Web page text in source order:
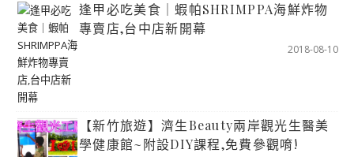
逢甲必吃美食｜蝦帕SHRIMPPA海鮮炸物
專賣店,台中店新開幕
2018-08-10
【新竹旅遊】濟生Beauty兩岸觀光生醫美
學健康館~附設DIY課程,免費參觀唷!